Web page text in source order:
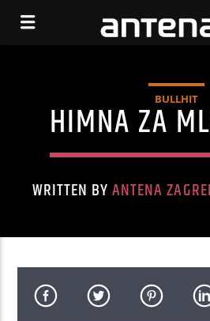
BULLHIT
HIMNA ZA
WRITTEN BYANTENA